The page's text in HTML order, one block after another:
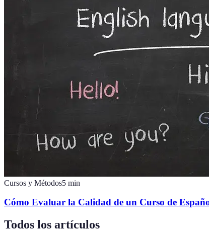
Cursos y Métodos5 min
Cómo Evaluar la Calidad de un Curso de
Todos los artículos